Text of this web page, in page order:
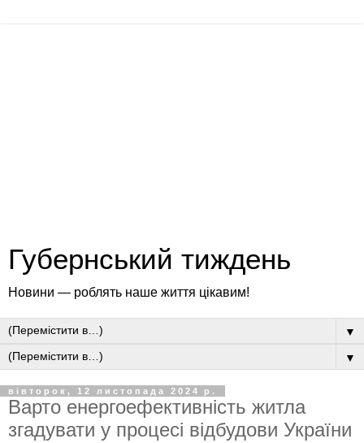
Губернський тиждень
Новини — роблять наше життя цікавим!
▼
▼
вівторок, 12 листопада 2024 р.
Варто енергоефективність житла
згадувати у процесі відбудови України